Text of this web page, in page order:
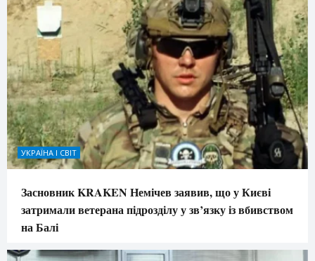
УКРАЇНА І СВІТ
Засновник KRAKEN Немічев заявив, що у Києві
затримали ветерана підрозділу у зв’язку із вбивством
на Балі